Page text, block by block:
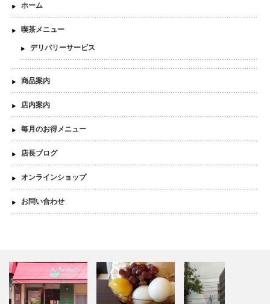
ホーム
喫茶メニュー
デリバリーサービス
商品案内
店内案内
毎月のお得メニュー
店長ブログ
オンラインショップ
お問い合わせ